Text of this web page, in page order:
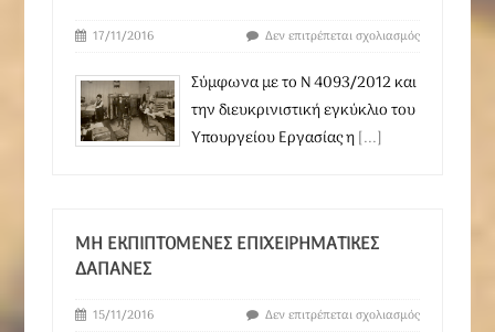
17/11/2016 Δεν επιτρέπεται σχολιασμός
Σύμφωνα με το Ν 4093/2012 και
την διευκρινιστική εγκύκλιο του
Υπουργείου Εργασίας η[...]
ΜΗ ΕΚΠΙΠΤΌΜΕΝΕΣ ΕΠΙΧΕΙΡΗΜΑΤΙΚΈΣ
ΔΑΠΆΝΕΣ
15/11/2016 Δεν επιτρέπεται σχολιασμός